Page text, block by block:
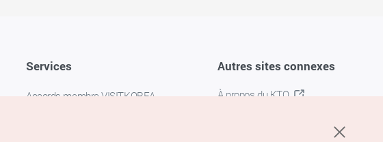
Services
Accords membre VISITKOREA
Autres sites connexes
À propos du KTO